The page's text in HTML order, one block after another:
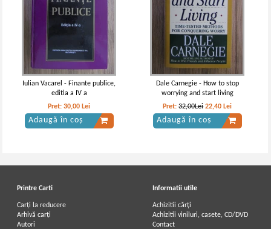
Iulian Vacarel - Finante publice,
editia a IV a
Pret:30,00 Lei
Adaugă în coș
Dale Carnegie - How to stop
worrying and start living
Pret:32,00Lei 22,40 Lei
Adaugă în coș
Printre Carti
Carți la reducere
Arhivă carți
Autori
Informatii utile
Achizitii cărți
Achizitii viniluri, casete, CD/DVD
Contact